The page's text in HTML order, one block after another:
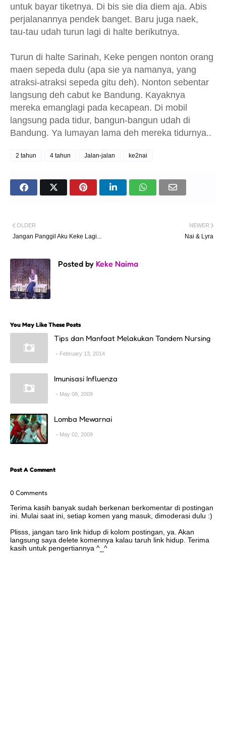
untuk bayar tiketnya. Di bis sie dia diem aja. Abis
perjalanannya pendek banget. Baru juga naek,
tau-tau udah turun lagi di halte berikutnya.
Turun di halte Sarinah, Keke pengen nonton orang
maen sepeda dulu (apa sie ya namanya, yang
atraksi-atraksi sepeda gitu deh). Nonton sebentar
langsung deh cabut ke Bandung. Kayaknya
mereka emanglagi pada kecapean. Di mobil
langsung pada tidur, bangun-bangun udah di
Bandung. Ya lumayan lama deh mereka tidurnya..
2 tahun 4 tahun Jalan-jalan ke2nai
NEWER
Nai & Lyra
OLDER
Jangan Panggil Aku Keke Lagi...
Posted by Keke Naima
You May Like These Posts
Tips dan Manfaat Melakukan Tandem Nursing
February 13, 2014
Imunisasi Influenza
May 08, 2009
Lomba Mewarnai
May 02, 2009
Post A Comment
0 Comments
Terima kasih banyak sudah berkenan berkomentar di postingan
ini. Mulai saat ini, setiap komen yang masuk, dimoderasi dulu :)
Plisss, jangan taro link hidup di kolom postingan, ya. Akan
langsung saya delete komennya kalau taruh link hidup. Terima
kasih untuk pengertiannya ^_^